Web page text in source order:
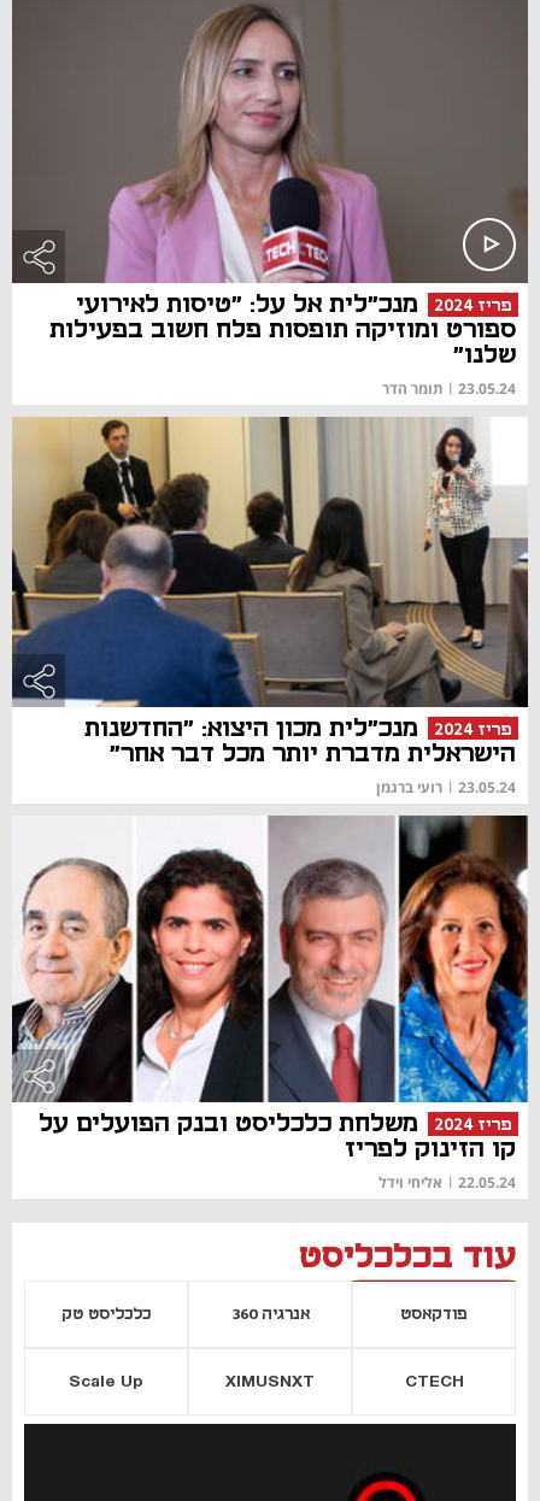
פריז 2024
מנכ"לית אל על: "טיסות לאירועי
ספורט ומוזיקה תופסות פלח חשוב בפעילות
שלנו"
23.05.24
| תומר הדר
פריז 2024
מנכ"לית מכון היצוא: "החדשנות
הישראלית מדברת יותר מכל דבר אחר"
23.05.24
| רועי ברגמן
פריז 2024
משלחת כלכליסט ובנק הפועלים על
קו הזינוק לפריז
22.05.24
| אליחי וידל
עוד בכלכליסט
פודקאסט אנרגיה 360 כלכליסט טק
CTECH
XIMUSNXT
Scale Up
נפתח בכרטיסייה חדשה חדשה